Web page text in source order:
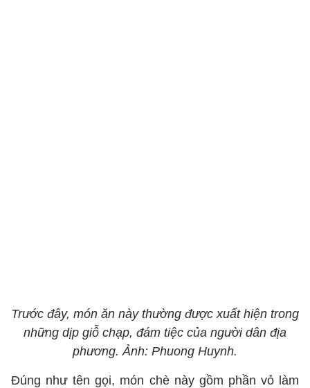
Trước đây, món ăn này thường được xuất hiện trong
những dịp giỗ chạp, đám tiệc của người dân địa
phương. Ảnh: Phuong Huynh.
Đúng như tên gọi, món chè này gồm phần vỏ làm